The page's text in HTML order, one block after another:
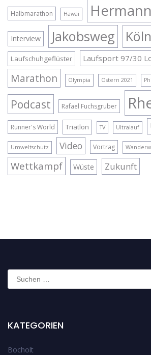
Halbmarathon Hawai
Interview Jakobsweg Köln
Laufschuhgeflüster Laufsport 97/30
Marathon Olympia Ostern 2021
Podcast Rafael Fuchsgruber
Runner's World Triatlon TV Ultralauf
Umweltschutz Video Vortrag
Wettkampf Wüste Zukunft
Suchen
nach:
KATEGORIEN
Bocholt